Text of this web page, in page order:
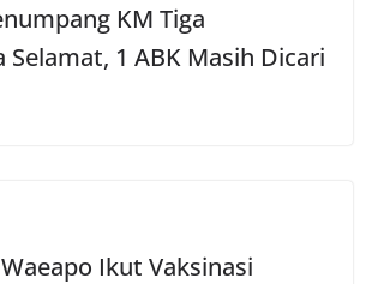
KM Tiga
Selamat, 1 ABK Masih Dicari
Ikut Vaksinasi